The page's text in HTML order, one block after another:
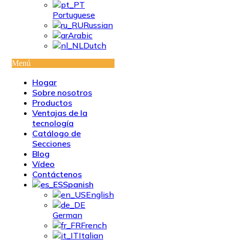
Portuguese
Russian
Arabic
Dutch
Menú
Hogar
Sobre nosotros
Productos
Ventajas de la
tecnología
Catálogo de
Secciones
Blog
Vídeo
Contáctenos
Spanish
English
German
French
Italian